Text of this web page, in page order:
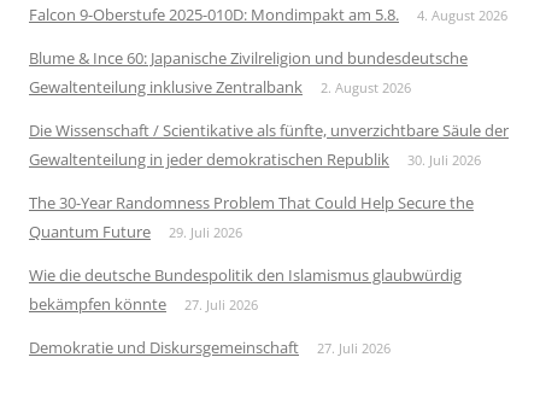
Falcon 9-Oberstufe 2025-010D: Mondimpakt am 5.8. 4. August 2026
Blume & Ince 60: Japanische Zivilreligion und bundesdeutsche
Gewaltenteilung inklusive Zentralbank
2. August 2026
Die Wissenschaft / Scientikative als fünfte, unverzichtbare Säule der
Gewaltenteilung in jeder demokratischen Republik
30. Juli 2026
The 30-Year Randomness Problem That Could Help Secure the
Quantum Future
29. Juli 2026
Wie die deutsche Bundespolitik den Islamismus glaubwürdig
bekämpfen könnte
27. Juli 2026
Demokratie und Diskursgemeinschaft 27. Juli 2026